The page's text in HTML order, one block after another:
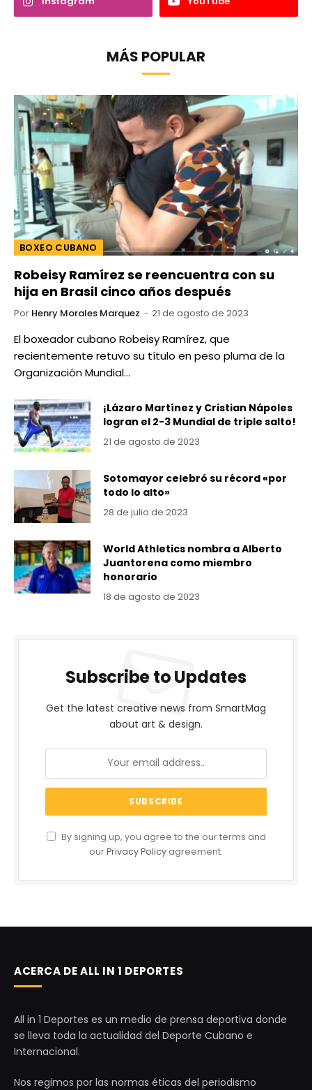
MÁS POPULAR
BOXEO CUBANO
Robeisy Ramírez se reencuentra con su
hija en Brasil cinco años después
Por Henry Morales Marquez 21 de agosto de 2023
El boxeador cubano Robeisy Ramírez, que
recientemente retuvo su título en peso pluma de la
Organización Mundial…
¡Lázaro Martínez y Cristian Nápoles
logran el 2-3 Mundial de triple salto!
21 de agosto de 2023
Sotomayor celebró su récord «por
todo lo alto»
28 de julio de 2023
World Athletics nombra a Alberto
Juantorena como miembro
honorario
18 de agosto de 2023
Subscribe to Updates
Get the latest creative news from SmartMag
about art & design.
By signing up, you agree to the our terms and
ourPrivacy Policy agreement.
ACERCA DE ALL IN 1 DEPORTES
All in 1 Deportes es un medio de prensa deportiva donde
se lleva toda la actualidad del Deporte Cubano e
Internacional.
Nos regimos por las normas éticas del periodismo